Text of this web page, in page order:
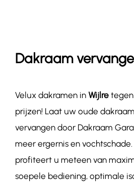
Dakraam
Velux dakramen in Wijlretegen
prijzen! Laat uw oude
vervangen door Dakraam
meer ergernis en
profiteert u meteen van
soepele bediening, optimale